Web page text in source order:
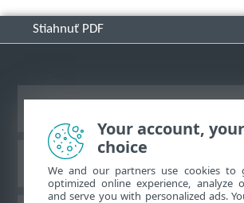
Stiahnuť PDF
Databáza znalostí
Your account,
choice
We and our partners use cookies to
optimized online experience, analyze
and serve you with personalized ads.